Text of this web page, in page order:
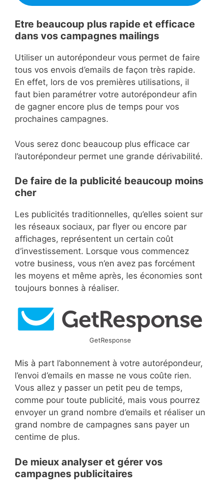
Etre beaucoup plus rapide et efficace
dans vos campagnes mailings
Utiliser un autorépondeur vous permet de faire
tous vos envois d’emails de façon très rapide.
En effet, lors de vos premières utilisations, il
faut bien paramétrer votre autorépondeur afin
de gagner encore plus de temps pour vos
prochaines campagnes.
Vous serez donc beaucoup plus efficace car
l’autorépondeur permet une grande dérivabilité.
De faire de la publicité beaucoup moins
cher
Les publicités traditionnelles, qu’elles soient sur
les réseaux sociaux, par flyer ou encore par
affichages, représentent un certain coût
d’investissement. Lorsque vous commencez
votre business, vous n’en avez pas forcément
les moyens et même après, les économies sont
toujours bonnes à réaliser.
GetResponse
Mis à part l’abonnement à votre autorépondeur,
l’envoi d’emails en masse ne vous coûte rien.
Vous allez y passer un petit peu de temps,
comme pour toute publicité, mais vous pourrez
envoyer un grand nombre d’emails et réaliser un
grand nombre de campagnes sans payer un
centime de plus.
De mieux analyser et gérer vos
campagnes publicitaires